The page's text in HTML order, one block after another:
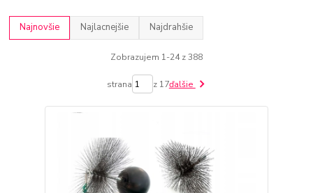
Najnovšie Najlacnejšie Najdrahšie
Zobrazujem 1-24 z 388
strana z 17ďalšie